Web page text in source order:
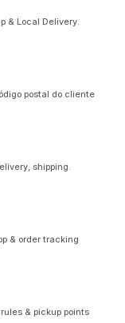
& Local Delivery.
postal do cliente
shipping.
& order tracking
& pickup points